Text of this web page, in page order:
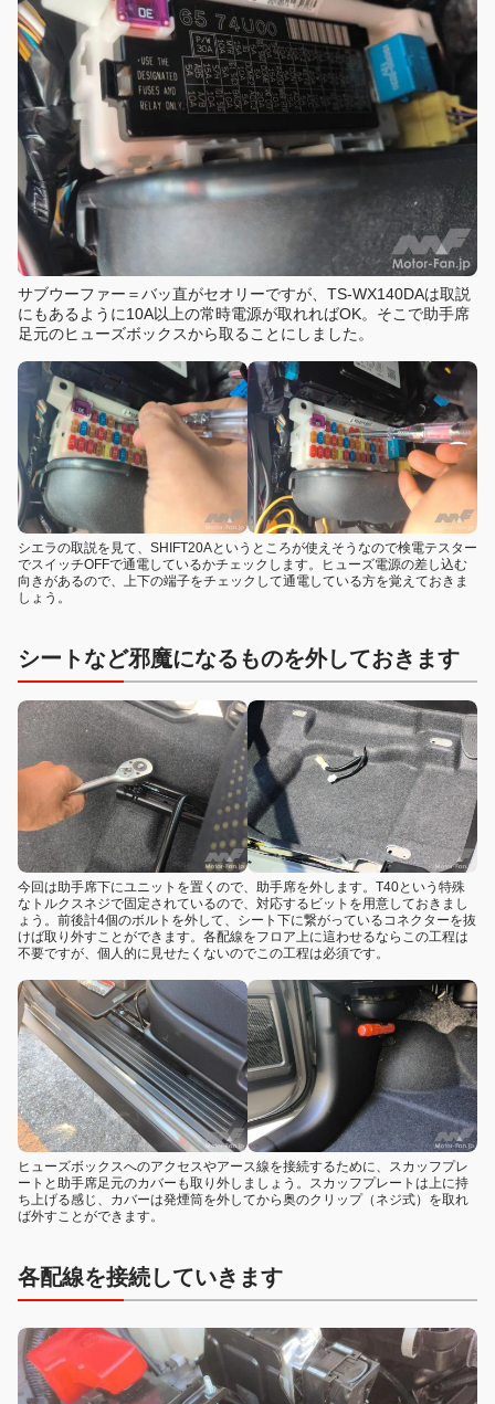
サブウーファー＝バッ直がセオリーですが、TS-WX140DAは取説
にもあるように10A以上の常時電源が取れればOK。そこで助手席
足元のヒューズボックスから取ることにしました。
シエラの取説を見て、SHIFT20Aというところが使えそうなので検電テスター
でスイッチOFFで通電しているかチェックします。ヒューズ電源の差し込む
向きがあるので、上下の端子をチェックして通電している方を覚えておきま
しょう。
シートなど邪魔になるものを外しておきます
今回は助手席下にユニットを置くので、助手席を外します。T40という特殊
なトルクスネジで固定されているので、対応するビットを用意しておきまし
ょう。前後計4個のボルトを外して、シート下に繋がっているコネクターを抜
けば取り外すことができます。各配線をフロア上に這わせるならこの工程は
不要ですが、個人的に見せたくないのでこの工程は必須です。
ヒューズボックスへのアクセスやアース線を接続するために、スカッフプレ
ートと助手席足元のカバーも取り外しましょう。スカッフプレートは上に持
ち上げる感じ、カバーは発煙筒を外してから奥のクリップ（ネジ式）を取れ
ば外すことができます。
各配線を接続していきます